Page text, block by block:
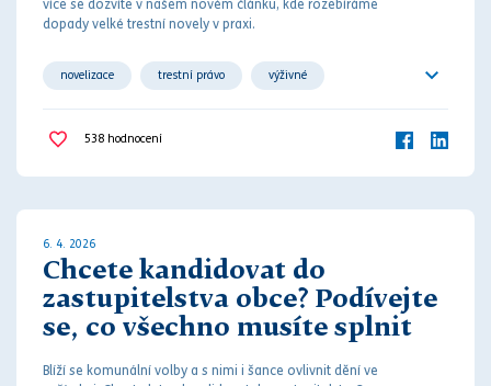
více se dozvíte v našem novém článku, kde rozebíráme
dopady velké trestní novely v praxi.
novelizace trestní právo výživné
vyživovací povinnost
538 hodnocení
6. 4. 2026
Chcete kandidovat do
zastupitelstva obce? Podívejte
se, co všechno musíte splnit
Blíží se komunální volby a s nimi i šance ovlivnit dění ve